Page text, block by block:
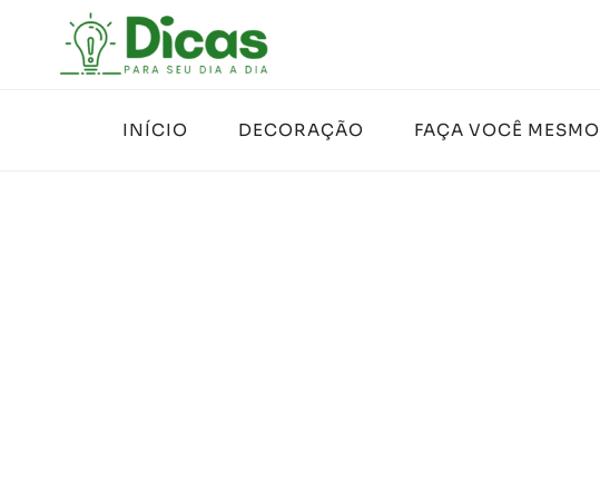
INÍCIO DECORAÇÃO FAÇA VOCÊ MESMO